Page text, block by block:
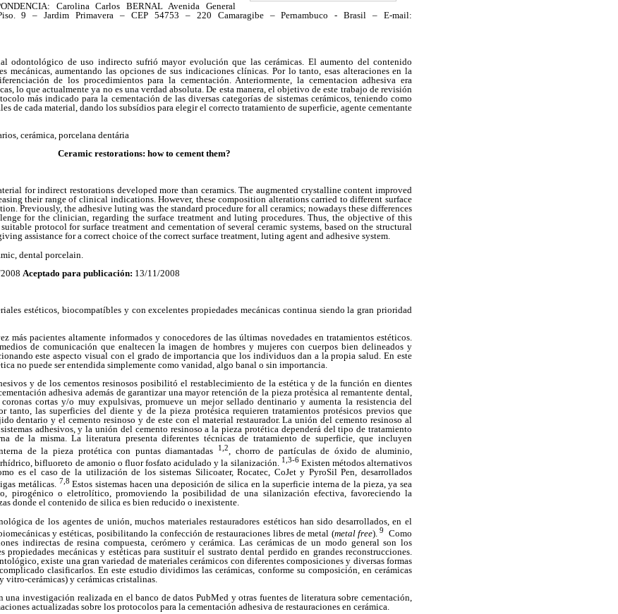
Carolina Carlos BERNAL Avenida General
9 – Jardim Primavera – CEP 54753 – 220 Camaragibe – Pernambuco - Brasil – E-mail:
odontológico de uso indirecto sufrió mayor evolución que las cerámicas. El aumento del contenido
mecánicas, aumentando las opciones de sus indicaciones clínicas. Por lo tanto, esas alteraciones en la
de los procedimientos para la cementación. Anteriormente, la cementacion adhesiva era
lo que actualmente ya no es una verdad absoluta. De esta manera, el objetivo de este trabajo de revisión
más indicado para la cementación de las diversas categorías de sistemas cerámicos, teniendo como
de cada material, dando los subsídios para elegir el correcto tratamiento de superficie, agente cementante
cerámica, porcelana dentária
Ceramic restorations: how to cement them?
for indirect restorations developed more than ceramics. The augmented crystalline content improved
their range of clinical indications. However, these composition alterations carried to different surface
Previously, the adhesive luting was the standard procedure for all ceramics; nowadays these differences
for the clinician, regarding the surface treatment and luting procedures. Thus, the objective of this
protocol for surface treatment and cementation of several ceramic systems, based on the structural
assistance for a correct choice of the correct surface treatment, luting agent and adhesive system.
dental porcelain.
Aceptado para publicación: 13/11/2008
estéticos, biocompatíbles y con excelentes propiedades mecánicas continua siendo la gran prioridad
más pacientes altamente informados y conocedores de las últimas novedades en tratamientos estéticos.
de comunicación que enaltecen la imagen de hombres y mujeres con cuerpos bien delineados y
este aspecto visual con el grado de importancia que los individuos dan a la propia salud. En este
no puede ser entendida simplemente como vanidad, algo banal o sin importancia.
y de los cementos resinosos posibilitó el restablecimiento de la estética y de la función en dientes
adhesiva además de garantizar una mayor retención de la pieza protésica al remantente dental,
cortas y/o muy expulsivas, promueve un mejor sellado dentinario y aumenta la resistencia del
tanto, las superficies del diente y de la pieza protésica requieren tratamientos protésicos previos que
dentario y el cemento resinoso y de este con el material restaurador. La unión del cemento resinoso al
adhesivos, y la unión del cemento resinoso a la pieza protética dependerá del tipo de tratamiento
de la misma. La literatura presenta diferentes técnicas de tratamiento de superficie, que incluyen
de la pieza protética con puntas diamantadas
1,2
, chorro de partículas de óxido de aluminio,
bifluoreto de amonio o fluor fosfato acidulado y la silanización. 1,3-6 Existen métodos alternativos
es el caso de la utilización de los sistemas Silicoater, Rocatec, CoJet y PyroSil Pen, desarrollados
metálicas. 7,8 Estos sistemas hacen una deposición de silica en la superficie interna de la pieza, ya sea
pirogénico o eletrolítico, promoviendo la posibilidad de una silanización efectiva, favoreciendo la
donde el contenido de silica es bien reducido o inexistente.
de los agentes de unión, muchos materiales restauradores estéticos han sido desarrollados, en el
y estéticas, posibilitando la confección de restauraciones libres de metal (metal free).9
Como
indirectas de resina compuesta, cerómero y cerámica. Las cerámicas de un modo general son los
propiedades mecánicas y estéticas para sustituir el sustrato dental perdido en grandes reconstrucciones.
existe una gran variedad de materiales cerámicos con diferentes composiciones y diversas formas
clasificarlos. En este estudio dividimos las cerámicas, conforme su composición, en cerámicas
vitro-cerámicas) y cerámicas cristalinas.
una investigación realizada en el banco de datos PubMed y otras fuentes de literatura sobre cementación,
actualizadas sobre los protocolos para la cementación adhesiva de restauraciones en cerámica.